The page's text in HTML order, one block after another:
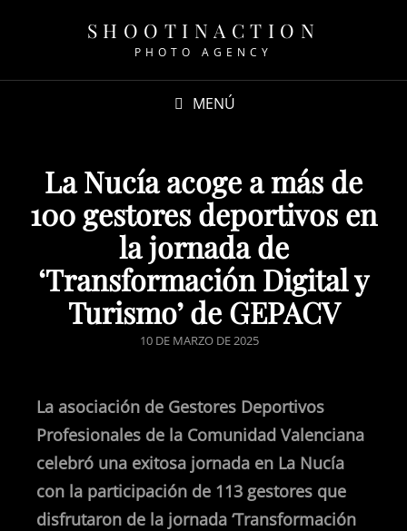
SHOOTINACTION
PHOTO AGENCY
MENÚ
La Nucía acoge a más de
100 gestores deportivos en
la jornada de
‘Transformación Digital y
Turismo’ de GEPACV
10 DE MARZO DE 2025
La asociación de Gestores Deportivos
Profesionales de la Comunidad Valenciana
celebró una exitosa jornada en La Nucía
con la participación de 113 gestores que
disfrutaron de la jornada ‘Transformación